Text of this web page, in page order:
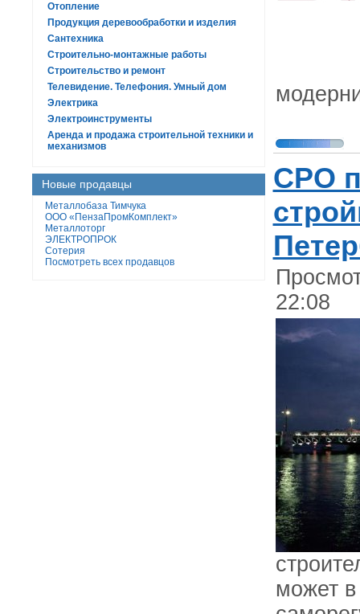
Отопление
Продукция деревообработки и изделия
Сантехника
Строительно-монтажные работы
Строительство и ремонт
Телевидение. Телефония. Умный дом
Электрика
Электроинструменты
Аренда и продажа строительной техники и
механизмов
Новые продавцы
Металлобаза Тимчука
ООО «ПензаПромКомплект»
Металлоторг
ЭЛЕКТРОПРОК
Сотерия
Посмотреть всех продавцов
СРО
22:08
может